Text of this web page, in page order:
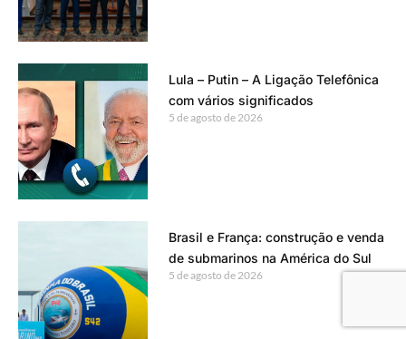
Lula – Putin – A Ligação Telefônica
com vários significados
5 de agosto de 2026
Brasil e França: construção e venda
de submarinos na América do Sul
5 de agosto de 2026